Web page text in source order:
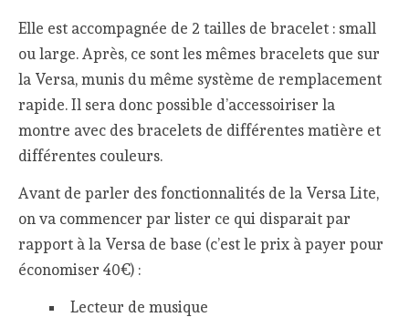
Elle est accompagnée de 2 tailles de bracelet : small
ou large. Après, ce sont les mêmes bracelets que sur
la Versa, munis du même système de remplacement
rapide. Il sera donc possible d’accessoiriser la
montre avec des bracelets de différentes matière et
différentes couleurs.
Avant de parler des fonctionnalités de la Versa Lite,
on va commencer par lister ce qui disparait par
rapport à la Versa de base (c’est le prix à payer pour
économiser 40€) :
Lecteur de musique